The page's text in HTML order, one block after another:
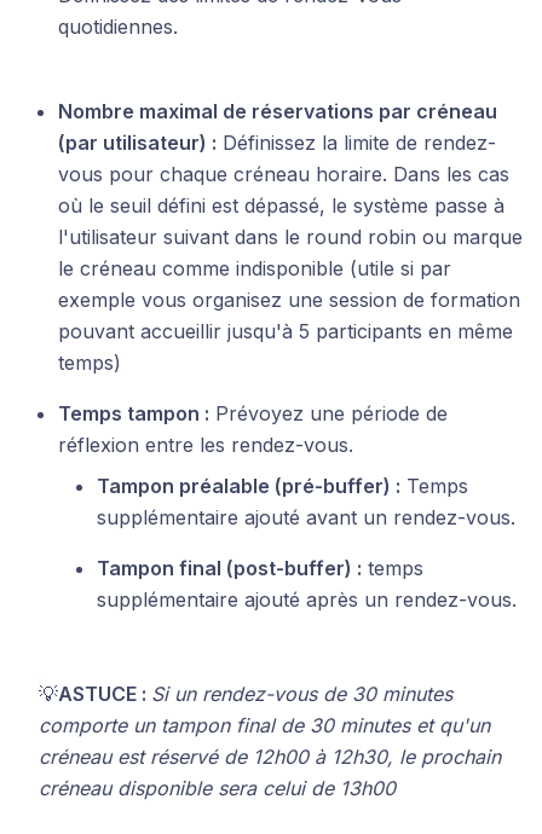
quotidiennes.
Nombre maximal de réservations par créneau
(par utilisateur) : Définissez la limite de rendez-
vous pour chaque créneau horaire. Dans les cas
où le seuil défini est dépassé, le système passe à
l'utilisateur suivant dans le round robin ou marque
le créneau comme indisponible (utile si par
exemple vous organisez une session de formation
pouvant accueillir jusqu'à 5 participants en même
temps)
Temps tampon : Prévoyez une période de
réflexion entre les rendez-vous.
Tampon préalable (pré-buffer) : Temps
supplémentaire ajouté avant un rendez-vous.
Tampon final (post-buffer) : temps
supplémentaire ajouté après un rendez-vous.
💡ASTUCE : Si un rendez-vous de 30 minutes
comporte un tampon final de 30 minutes et qu'un
créneau est réservé de 12h00 à 12h30, le prochain
créneau disponible sera celui de 13h00